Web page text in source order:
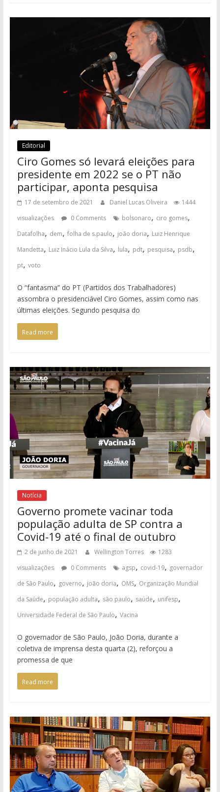
Editorial
Ciro Gomes só levará eleições para
presidente em 2022 se o PT não
participar, aponta pesquisa
17 de setembro de 2021 Daniel Lucas Oliveira
1444
visualizações
0 Comments bolsonaro, ciro gomes,
Datafolha, dem, folha de s.paulo, joão doria, Luiz Henrique
Mandetta, Luiz Inácio Lula da Silva, lula, pdt, pesquisa, psdb,
pt, voto
O “fantasma” do PT (Partidos dos Trabalhadores)
assombra o presidenciável Ciro Gomes, assim como nas
últimas eleições. Segundo pesquisa do
Read more
Notícia
Governo promete vacinar toda
população adulta de SP contra a
Covid-19 até o final de outubro
2 de junho de 2021 Wellington Torres
1283
visualizações
0 Comments agsp, covid-19, governador
de São Paulo, governo, joão doria, OMS, Organização Mundial
da Saúde, população adulta, são paulo, saúde, unifesp,
Universidade Federal de São Paulo, Vacina
O governador de São Paulo, João Doria, durante a
coletiva de imprensa desta quarta (2), reforçou a
promessa de que
Read more